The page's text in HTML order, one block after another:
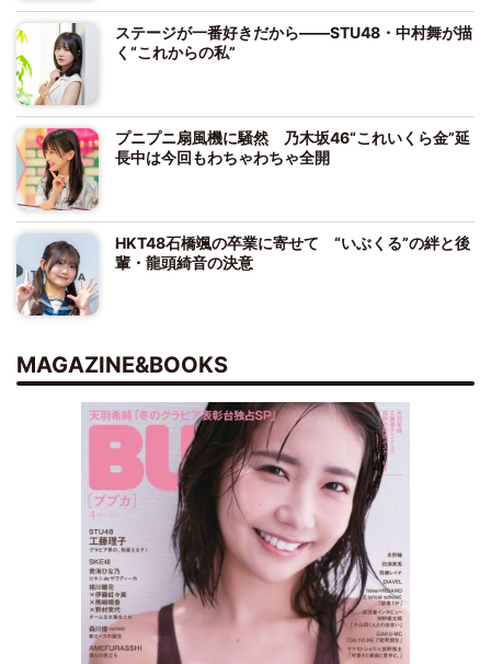
ステージが一番好きだから――STU48・中村舞が描
く“これからの私”
プニプニ扇風機に騒然 乃木坂46“これいくら金”延
長中は今回もわちゃわちゃ全開
HKT48石橋颯の卒業に寄せて “いぶくる”の絆と後
輩・龍頭綺音の決意
MAGAZINE&BOOKS